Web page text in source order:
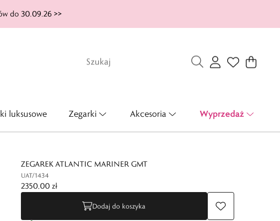
do 30.09.26 >>
luksusowe Zegarki Akcesoria Wyprzedaż
ZEGAREK ATLANTIC MARINER GMT
UAT/1434
2350,00 zł
Dodaj do koszyka